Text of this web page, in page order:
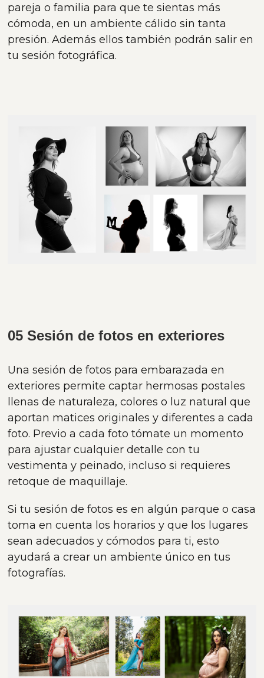
pareja o familia para que te sientas más
cómoda, en un ambiente cálido sin tanta
presión. Además ellos también podrán salir en
tu sesión fotográfica.
05 Sesión de fotos en exteriores
Una sesión de fotos para embarazada en
exteriores permite captar hermosas postales
llenas de naturaleza, colores o luz natural que
aportan matices originales y diferentes a cada
foto. Previo a cada foto tómate un momento
para ajustar cualquier detalle con tu
vestimenta y peinado, incluso si requieres
retoque de maquillaje.
Si tu sesión de fotos es en algún parque o casa
toma en cuenta los horarios y que los lugares
sean adecuados y cómodos para ti, esto
ayudará a crear un ambiente único en tus
fotografías.